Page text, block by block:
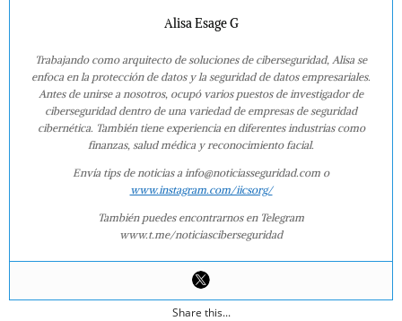
Alisa Esage G
Trabajando como arquitecto de soluciones de ciberseguridad, Alisa se
enfoca en la protección de datos y la seguridad de datos empresariales.
Antes de unirse a nosotros, ocupó varios puestos de investigador de
ciberseguridad dentro de una variedad de empresas de seguridad
cibernética. También tiene experiencia en diferentes industrias como
finanzas, salud médica y reconocimiento facial.
Envía tips de noticias a info@noticiasseguridad.com o
www.instagram.com/iicsorg/
También puedes encontrarnos en Telegram
www.t.me/noticiasciberseguridad
Share this...